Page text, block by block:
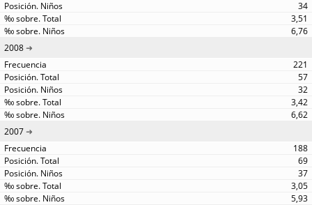
34
3,51
6,76
2008
221
57
32
3,42
6,62
2007
188
69
37
3,05
5,93